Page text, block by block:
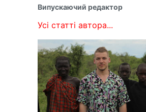
Випускаючий редактор
Усі статті автора...